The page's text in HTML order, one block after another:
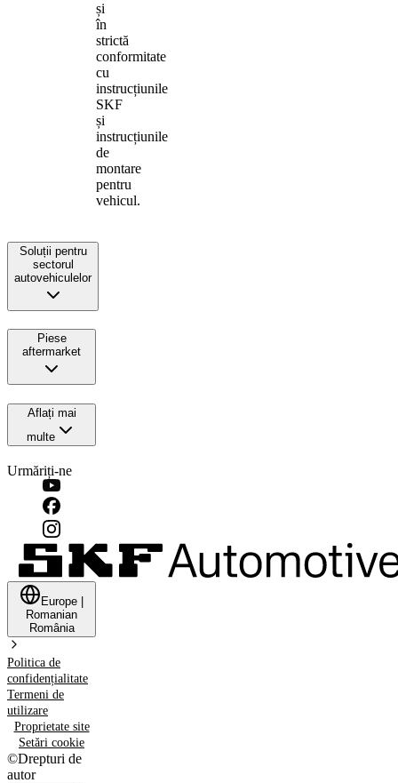
și
în
strictă
conformitate
cu
instrucțiunile
SKF
și
instrucțiunile
de
montare
pentru
vehicul.
Soluții pentru
sectorul
autovehiculelor
Piese
aftermarket
Aflați mai
multe
Urmăriți-ne
Europe
Romanian
România
Politica de
confidențialitate
Termeni de
utilizare
Proprietate site
Setări cookie
©Drepturi de
autor